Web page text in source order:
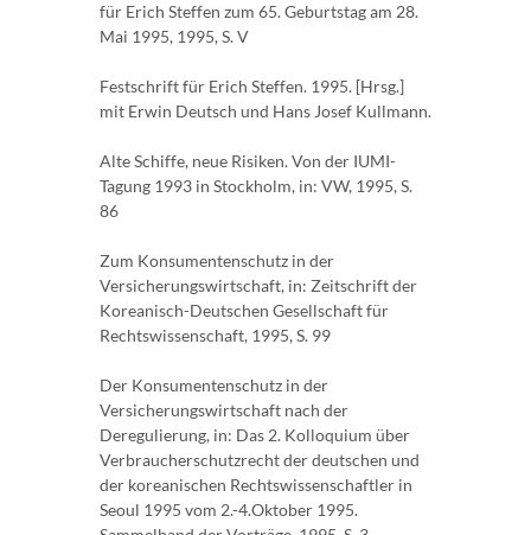
für Erich Steffen zum 65. Geburtstag am 28.
Mai 1995, 1995, S. V
Festschrift für Erich Steffen. 1995. [Hrsg.]
mit Erwin Deutsch und Hans Josef Kullmann.
Alte Schiffe, neue Risiken. Von der IUMI-
Tagung 1993 in Stockholm, in: VW, 1995, S.
86
Zum Konsumentenschutz in der
Versicherungswirtschaft, in: Zeitschrift der
Koreanisch-Deutschen Gesellschaft für
Rechtswissenschaft, 1995, S. 99
Der Konsumentenschutz in der
Versicherungswirtschaft nach der
Deregulierung, in: Das 2. Kolloquium über
Verbraucherschutzrecht der deutschen und
der koreanischen Rechtswissenschaftler in
Seoul 1995 vom 2.-4.Oktober 1995.